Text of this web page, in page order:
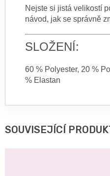
Nejste si jistá velikostí
návod, jak se správně
SLOŽENÍ:
60 % Polyester, 20 %
% Elastan
SOUVISEJÍCÍ